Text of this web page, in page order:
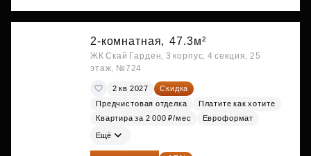
2-комнатная, 47.3м²
ЖК Скай Гарден, 3 корпус, 4 секция, 25
этаж, №724
2 кв 2027
Скидка
Предчистовая отделка
Платите как хотите
Квартира за 2 000 ₽/мес
Евроформат
Ещё